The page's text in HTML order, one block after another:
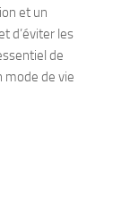
et un
d’éviter les
de
mode de vie